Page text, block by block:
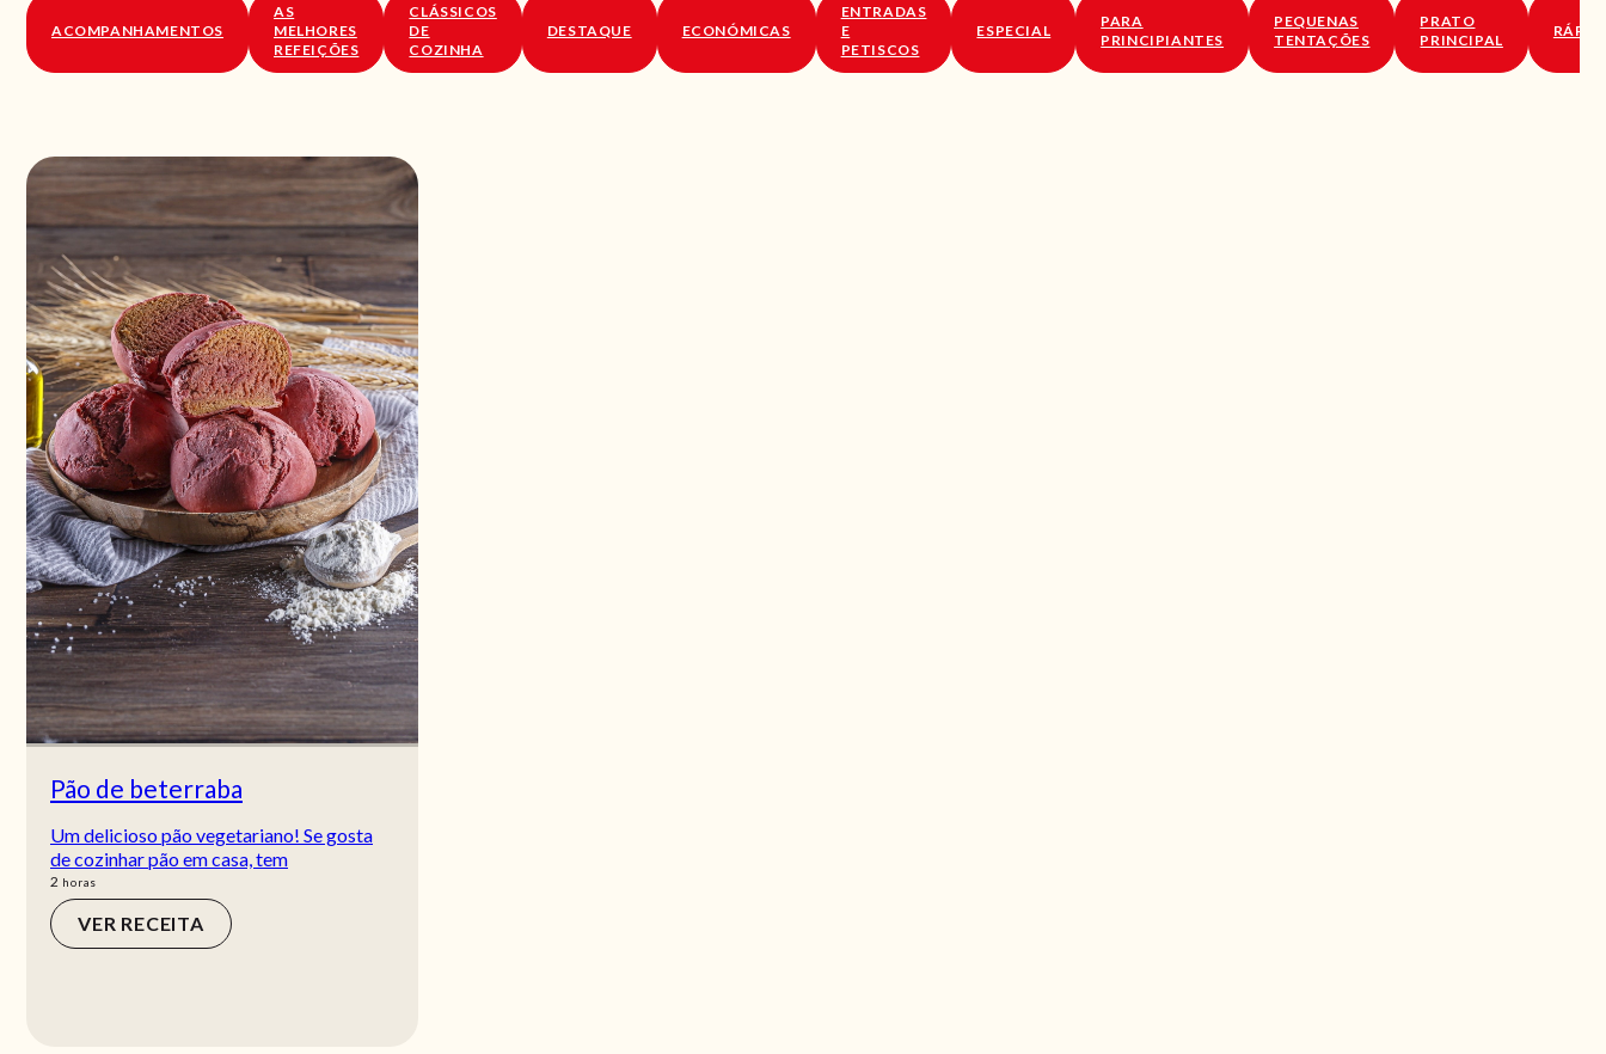
SOBRE NÓS
ACOMPANHAMENTOS
AS
MELHORES
REFEIÇÕES
CLÁSSICOS
DE
COZINHA
DESTAQUE ECONÓMICAS
ENTRADAS
E
PETISCOS
ESPECIAL
PARA
PRINCIPIANTES
PEQUENAS
TENTAÇÕES
PRATO
PRINCIPAL
Pão de beterraba
Um delicioso pão vegetariano! Se gosta
de cozinhar pão em casa, tem
2 horas
horas
VER RECEITA